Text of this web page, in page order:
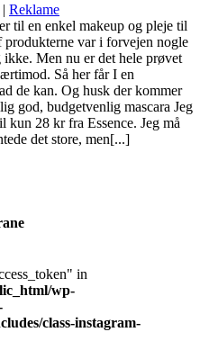
| Reklame
til en enkel makeup og pleje til
var i forvejen nogle
Men nu er det hele prøvet
Så her får I en
de kan. Og husk der kommer
god, budgetvenlig mascara Jeg
kun 28 kr fra Essence. Jeg må
det store, men[...]
in
wp-
class-instagram-